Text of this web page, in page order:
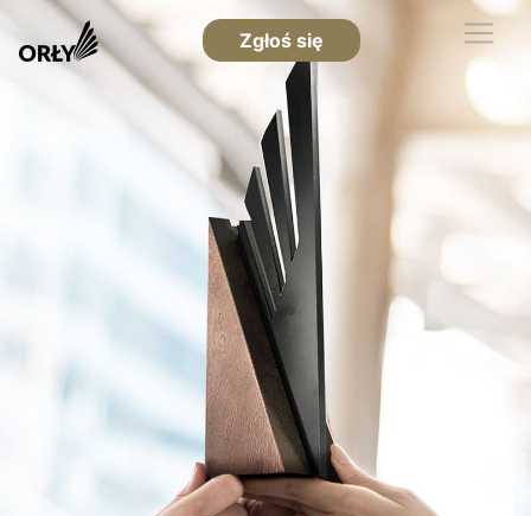
Zgłoś się